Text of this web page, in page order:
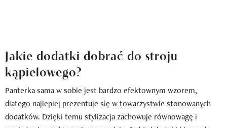
Jakie dodatki dobrać do stroju
kąpielowego?
Panterka sama w sobie jest bardzo efektownym wzorem,
dlatego najlepiej prezentuje się w towarzystwie stonowanych
dodatków. Dzięki temu stylizacja zachowuje równowagę i